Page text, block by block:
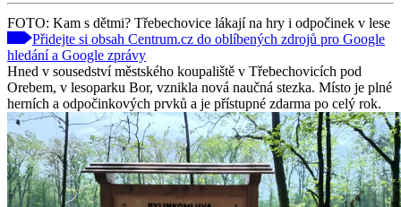
FOTO: Kam s dětmi? Třebechovice lákají na hry i odpočinek v lese
Přidejte si obsah Centrum.cz do oblíbených zdrojů pro Google
hledání a Google zprávy
Hned v sousedství městského koupaliště v Třebechovicích pod
Orebem, v lesoparku Bor, vznikla nová naučná stezka. Místo je plné
herních a odpočinkových prvků a je přístupné zdarma po celý rok.